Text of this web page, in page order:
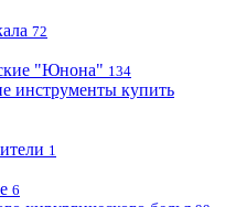
72
"Юнона" 134
инструменты купить
1
6